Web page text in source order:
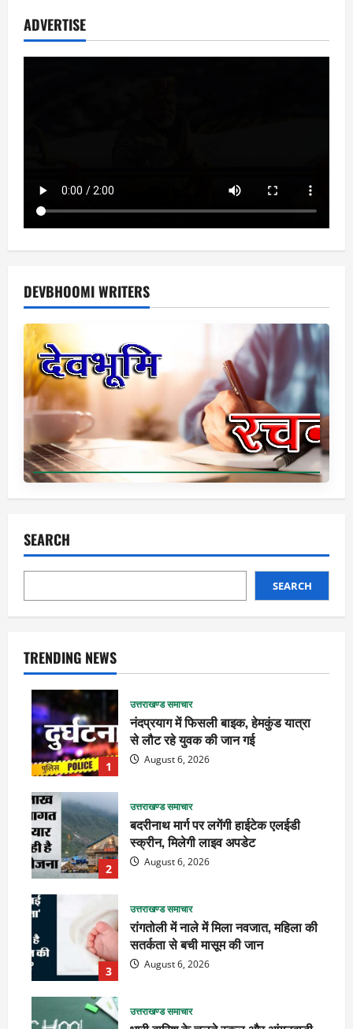
ADVERTISE
DEVBHOOMI WRITERS
SEARCH
SEARCH
TRENDING NEWS
1
उत्तराखण्ड समाचार
नंदप्रयाग में फिसली बाइक, हेमकुंड यात्रा
से लौट रहे युवक की जान गई
August 6, 2026
2
उत्तराखण्ड समाचार
बदरीनाथ मार्ग पर लगेंगी हाईटेक एलईडी
स्क्रीन, मिलेगी लाइव अपडेट
August 6, 2026
3
उत्तराखण्ड समाचार
रांगतोली में नाले में मिला नवजात, महिला की
सतर्कता से बची मासूम की जान
August 6, 2026
उत्तराखण्ड समाचार